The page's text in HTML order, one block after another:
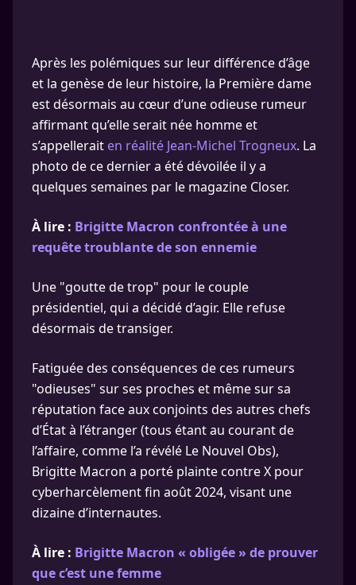
Après les polémiques sur leur différence d’âge
et la genèse de leur histoire, la Première dame
est désormais au cœur d’une odieuse rumeur
affirmant qu’elle serait née homme et
s’appellerait en réalité Jean-Michel Trogneux. La
photo de ce dernier a été dévoilée il y a
quelques semaines par le magazine Closer.
À lire : Brigitte Macron confrontée à une
requête troublante de son ennemie
Une "goutte de trop" pour le couple
présidentiel, qui a décidé d’agir. Elle refuse
désormais de transiger.
Fatiguée des conséquences de ces rumeurs
"odieuses" sur ses proches et même sur sa
réputation face aux conjoints des autres chefs
d’État à l’étranger (tous étant au courant de
l’affaire, comme l’a révélé Le Nouvel Obs),
Brigitte Macron a porté plainte contre X pour
cyberharcèlement fin août 2024, visant une
dizaine d’internautes.
À lire : Brigitte Macron « obligée » de prouver
que c’est une femme